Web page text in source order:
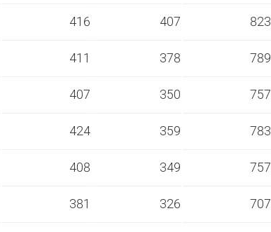
416 407 823
411 378 789
407 350 757
424 359 783
408 349 757
381 326 707